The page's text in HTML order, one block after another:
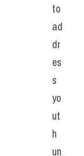
to
ad
dr
es
s
yo
ut
h
un